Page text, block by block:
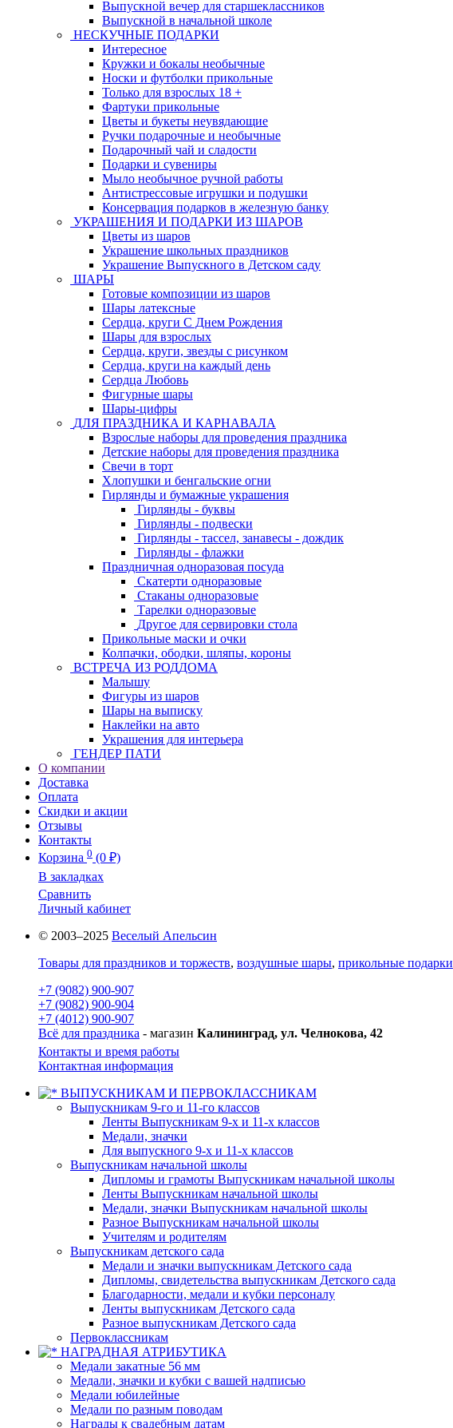
Выпускной вечер для старшеклассников
Выпускной в начальной школе
НЕСКУЧНЫЕ ПОДАРКИ
Интересное
Кружки и бокалы необычные
Носки и футболки прикольные
Только для взрослых 18 +
Фартуки прикольные
Цветы и букеты неувядающие
Ручки подарочные и необычные
Подарочный чай и сладости
Подарки и сувениры
Мыло необычное ручной работы
Антистрессовые игрушки и подушки
Консервация подарков в железную банку
УКРАШЕНИЯ И ПОДАРКИ ИЗ ШАРОВ
Цветы из шаров
Украшение школьных праздников
Украшение Выпускного в Детском саду
ШАРЫ
Готовые композиции из шаров
Шары латексные
Сердца, круги С Днем Рождения
Шары для взрослых
Сердца, круги, звезды с рисунком
Сердца, круги на каждый день
Сердца Любовь
Фигурные шары
Шары-цифры
ДЛЯ ПРАЗДНИКА И КАРНАВАЛА
Взрослые наборы для проведения праздника
Детские наборы для проведения праздника
Свечи в торт
Хлопушки и бенгальские огни
Гирлянды и бумажные украшения
Гирлянды - буквы
Гирлянды - подвески
Гирлянды - тассел, занавесы - дождик
Гирлянды - флажки
Праздничная одноразовая посуда
Скатерти одноразовые
Стаканы одноразовые
Тарелки одноразовые
Другое для сервировки стола
Прикольные маски и очки
Колпачки, ободки, шляпы, короны
ВСТРЕЧА ИЗ РОДДОМА
Малышу
Фигуры из шаров
Шары на выписку
Наклейки на авто
Украшения для интерьера
ГЕНДЕР ПАТИ
О компании
Доставка
Оплата
Скидки и акции
Отзывы
Контакты
Корзина 0 (0 ₽)
В закладках
Сравнить
Личный кабинет
© 2003–2025 Веселый Апельсин
Товары для праздников и торжеств, воздушные шары, прикольные подарки
+7 (9082) 900-907
+7 (9082) 900-904
+7 (4012) 900-907
Всё для праздника - магазин Калининград, ул. Челнокова, 42
Контакты и время работы
Контактная информация
ВЫПУСКНИКАМ И ПЕРВОКЛАССНИКАМ
Выпускникам 9-го и 11-го классов
Ленты Выпускникам 9-х и 11-х классов
Медали, значки
Для выпускного 9-х и 11-х классов
Выпускникам начальной школы
Дипломы и грамоты Выпускникам начальной школы
Ленты Выпускникам начальной школы
Медали, значки Выпускникам начальной школы
Разное Выпускникам начальной школы
Учителям и родителям
Выпускникам детского сада
Медали и значки выпускникам Детского сада
Дипломы, свидетельства выпускникам Детского сада
Благодарности, медали и кубки персоналу
Ленты выпускникам Детского сада
Разное выпускникам Детского сада
Первоклассникам
НАГРАДНАЯ АТРИБУТИКА
Медали закатные 56 мм
Медали, значки и кубки с вашей надписью
Медали юбилейные
Медали по разным поводам
Награды к свадебным датам